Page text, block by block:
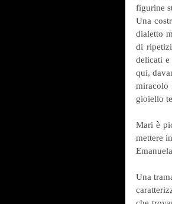
figurine
Una
dialetto
di
delicati
qui,
gioiello
Mari è
mettere
Una